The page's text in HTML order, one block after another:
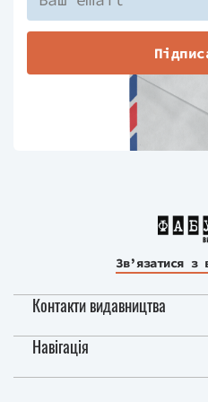
Зв’язатися з
Контакти видавництва
Навігація